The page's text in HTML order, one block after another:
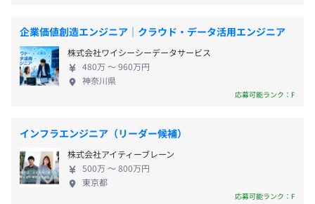
年2回の評価による昇給査定
アプリ開発事業においても、実務を通じてスキルを
伸ばせる体制を整備。技術者が継続して成長できる
組織づくりを目指しています。 従来の受託型に依存
しない、新規事業を含めた複数領域の展開により、
持続性の高いビジネスモデルへと進化を進めていま
い雰囲気
企業価値創造エンジニア｜クラウド・データ活用エンジニア
株式会社ワイシーシーデータサービス
480万 〜 960万円
神奈川県
応募可能ランク：F
インフラエンジニア（リーダー候補）
株式会社アイティーブレーン
500万 〜 800万円
東京都
応募可能ランク：F